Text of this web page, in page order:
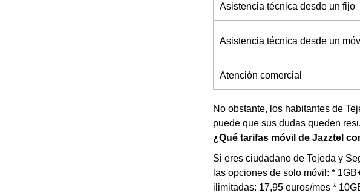
Asistencia técnica desde un fijo
Asistencia técnica desde un
Atención comercial
No obstante, los habitantes de
puede que sus dudas queden
¿Qué tarifas móvil de Jazztel
Si eres ciudadano de Tejeda y
las opciones de solo móvil: *
ilimitadas: 17,95 euros/mes *